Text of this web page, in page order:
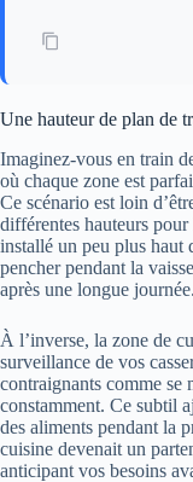
Une hauteur de plan de
Imaginez-vous en train
où chaque zone est
Ce scénario est loin
différentes hauteurs
installé un peu plus haut
pencher pendant la
après une longue journée.
À l’inverse, la zone de
surveillance de vos
contraignants comme se
constamment. Ce subtil
des aliments pendant la
cuisine devenait un
anticipant vos besoins